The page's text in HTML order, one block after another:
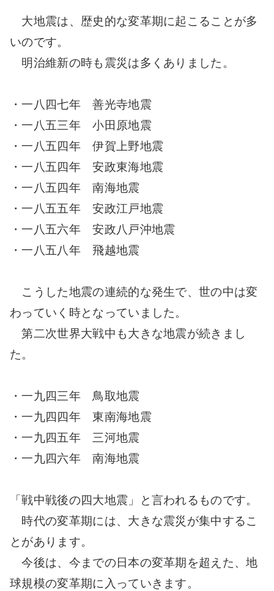
大地震は、歴史的な変革期に起こることが多
いのです。
明治維新の時も震災は多くありました。
・一八四七年 善光寺地震
・一八五三年 小田原地震
・一八五四年 伊賀上野地震
・一八五四年 安政東海地震
・一八五四年 南海地震
・一八五五年 安政江戸地震
・一八五六年 安政八戸沖地震
・一八五八年 飛越地震
こうした地震の連続的な発生で、世の中は変
わっていく時となっていました。
第二次世界大戦中も大きな地震が続きまし
た。
・一九四三年 鳥取地震
・一九四四年 東南海地震
・一九四五年 三河地震
・一九四六年 南海地震
「戦中戦後の四大地震」と言われるものです。
時代の変革期には、大きな震災が集中するこ
とがあります。
今後は、今までの日本の変革期を超えた、地
球規模の変革期に入っていきます。